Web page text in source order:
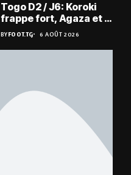
Togo D2 / J6: Koroki
frappe fort, Agaza et la
JCA assurent,
suspense avant Sara
FC – Doumbé FC
BYFOOT.TG 6 AOÛT 2026